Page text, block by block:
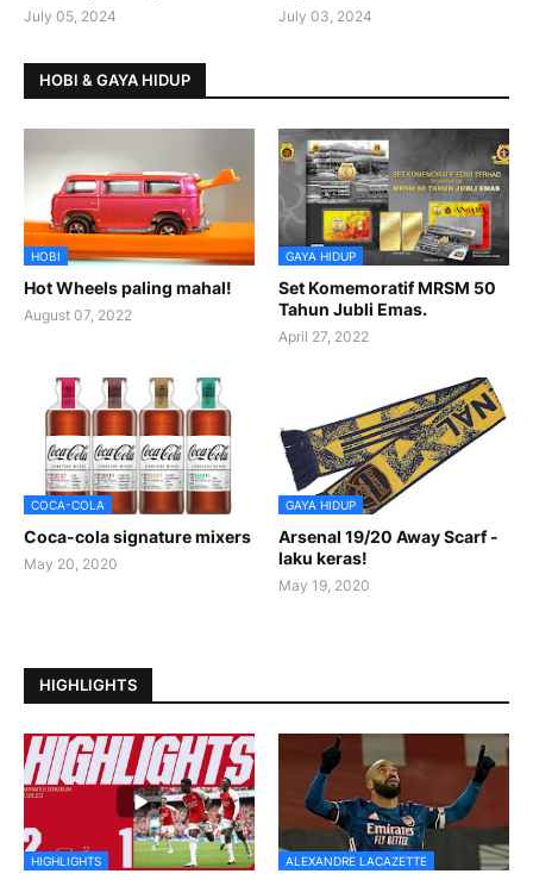
July 05, 2024 July 03, 2024
HOBI & GAYA HIDUP
HOBI
Hot Wheels paling mahal!
August 07, 2022
GAYA HIDUP
Set Komemoratif MRSM 50
Tahun Jubli Emas.
April 27, 2022
COCA-COLA
Coca-cola signature mixers
May 20, 2020
GAYA HIDUP
Arsenal 19/20 Away Scarf -
laku keras!
May 19, 2020
HIGHLIGHTS
HIGHLIGHTS ALEXANDRE LACAZETTE